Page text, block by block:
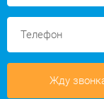
Жду